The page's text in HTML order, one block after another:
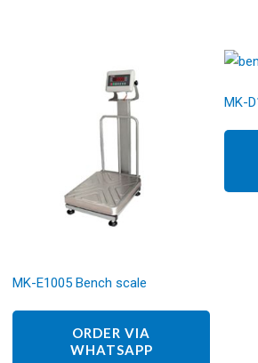
MK-E1005 Bench scale
ORDER VIA
WHATSAPP
MK-